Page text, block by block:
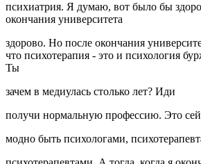
психиатрия. Я думаю, вот было бы
окончания университета
здорово. Но после окончания
что психотерапия - это и психология
Ты
зачем в медиулась столько лет? Иди
получи нормальную профессию. Это
модно быть психологами,